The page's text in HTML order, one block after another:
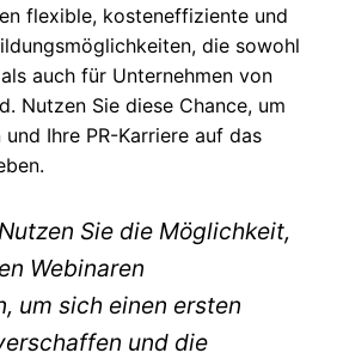
flexible, kosteneffiziente und
die sowohl
auch für Unternehmen von
Nutzen Sie diese Chance, um
Ihre PR-Karriere auf das
Sie die Möglichkeit,
Webinaren
um sich einen ersten
und die